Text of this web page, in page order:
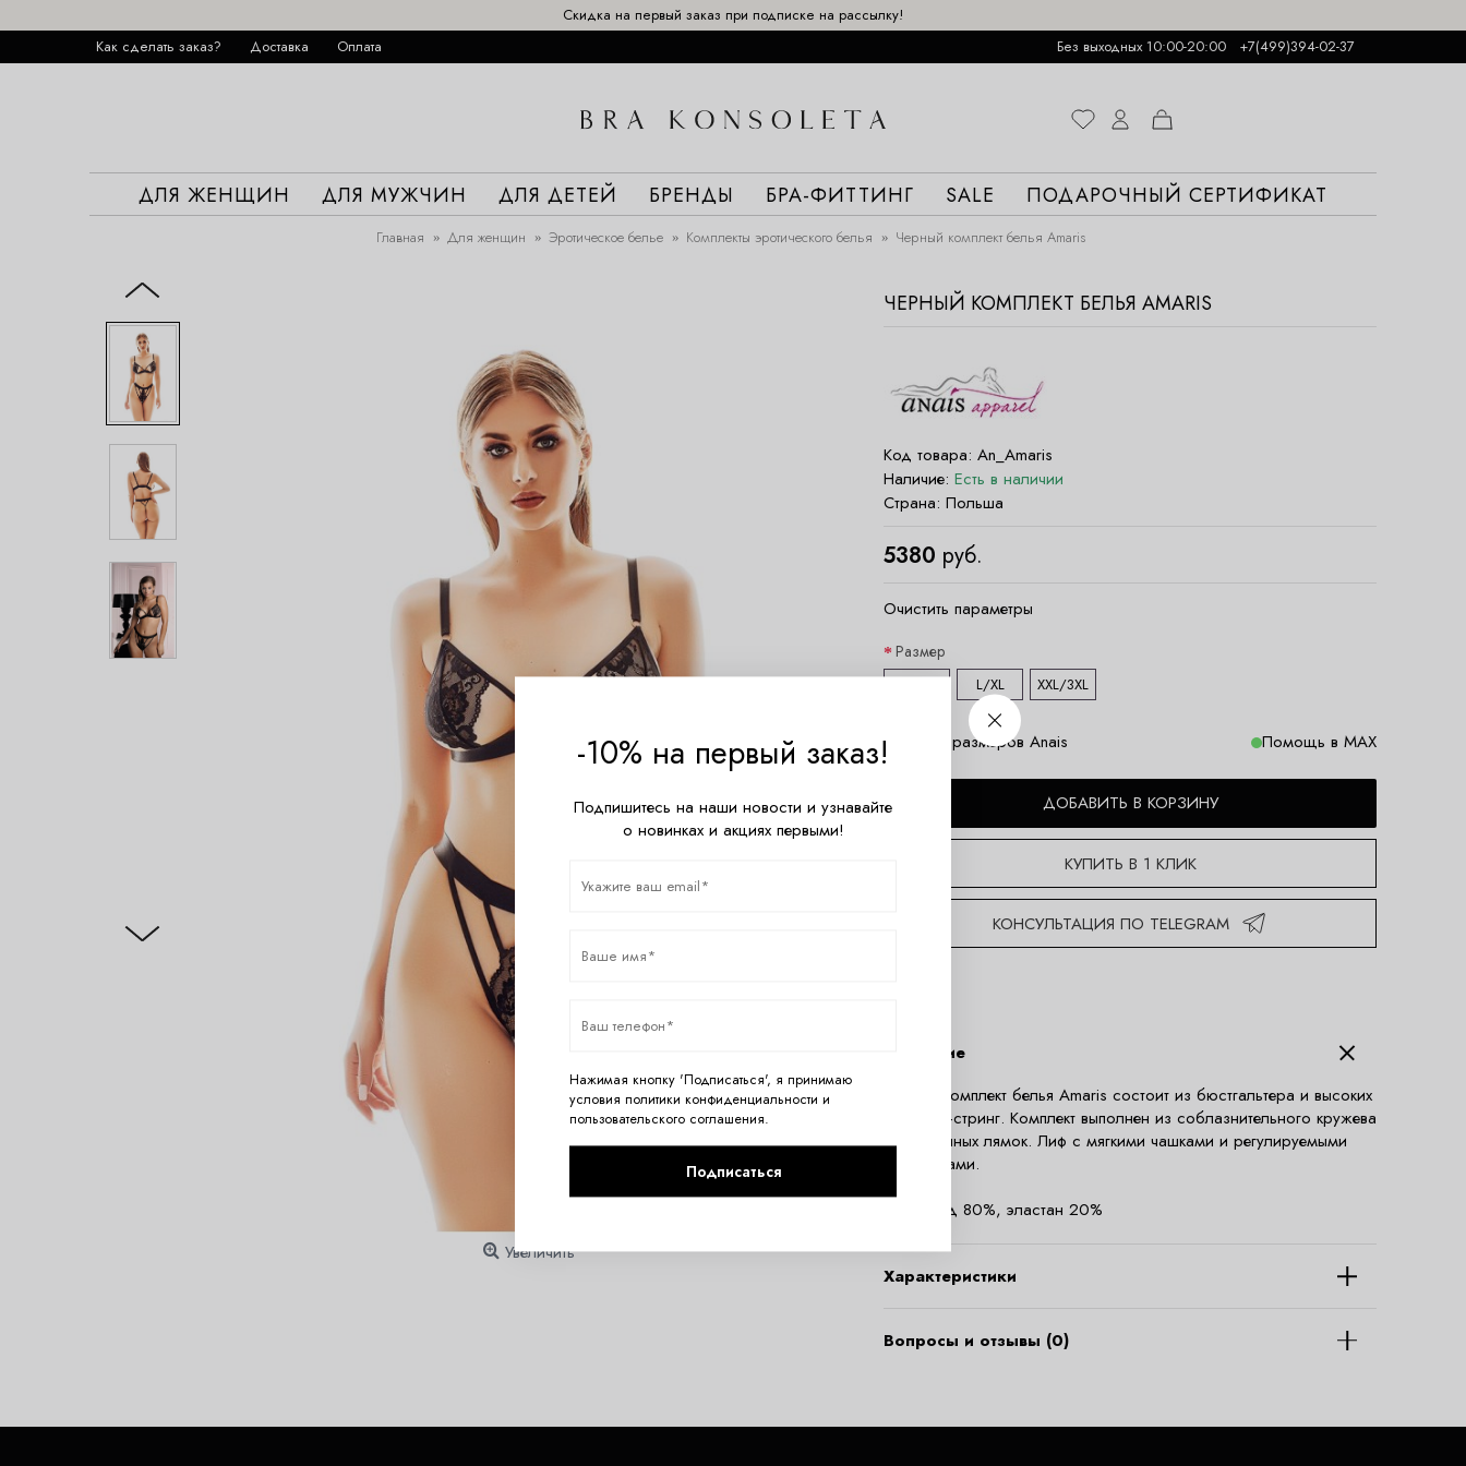
Скидка на первый заказ при подписке на рассылку!
Как сделать заказ?
Доставка Оплата Без выходных 10:00-20:00 +7(499)394-02-37
ДЛЯ ЖЕНЩИН ДЛЯ МУЖЧИН ДЛЯ ДЕТЕЙ БРЕНДЫ БРА-ФИТТИНГ SALE ПОДАРОЧНЫЙ СЕРТИФИКАТ
Главная Для женщин Эротическое белье Комплекты эротического белья Черный комплект белья Amaris
Увеличить
ЧЕРНЫЙ КОМПЛЕКТ БЕЛЬЯ AMARIS
Код товара: An_Amaris
Наличие: Есть в наличии
Страна: Польша
5380 руб.
Очистить параметры
Размер
S/M L/XL XXL/3XL
Таблица размеров Anais Помощь в MAX
ДОБАВИТЬ В КОРЗИНУ
КУПИТЬ В 1 КЛИК
КОНСУЛЬТАЦИЯ ПО TELEGRAM
Описание
Черный комплект белья Amaris состоит из бюстгальтера и высоких
трусиков-стринг. Комплект выполнен из соблазнительного кружева
и эластичных лямок. Лиф с мягкими чашками и регулируемыми
бретельками.
полиамид 80%, эластан 20%
Характеристики
Вопросы и отзывы (0)
-10% на первый заказ!
Подпишитесь на наши новости и узнавайте
о новинках и акциях первыми!
Нажимая кнопку 'Подписаться', я принимаю
условия политики конфиденциальности и
пользовательского соглашения.
Подписаться